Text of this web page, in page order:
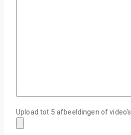
Upload tot 5 afbeeldingen of video's